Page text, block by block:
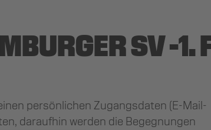
SV -1.
persönlichen Zugangsdaten (E-Mail-
daraufhin werden die Begegnungen